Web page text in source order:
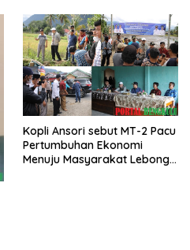
Kopli Ansori sebut MT-2 Pacu
Pertumbuhan Ekonomi
Menuju Masyarakat Lebong